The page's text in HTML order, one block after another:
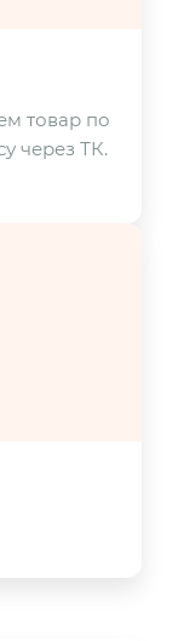
товар по
через ТК.